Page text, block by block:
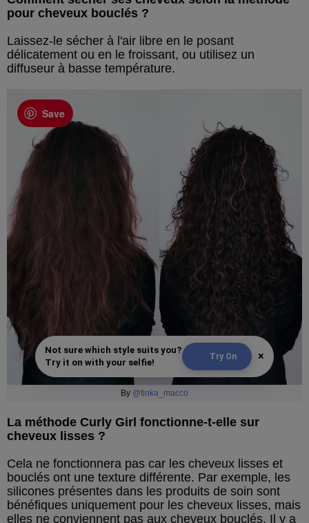
pour cheveux bouclés ?
Laissez-le sécher à l'air libre en le posant
délicatement ou en le froissant, ou utilisez un
diffuseur à basse température.
Save
Not sure which style suits you?
Try it on with your selfie!
Try On ×
By @tinka_macco
La méthode Curly Girl fonctionne-t-elle sur
cheveux lisses ?
Cela ne fonctionnera pas car les cheveux lisses et
bouclés ont une texture différente. Par exemple, les
silicones présentes dans les produits de soin sont
bénéfiques uniquement pour les cheveux lisses, mais
elles ne conviennent pas aux cheveux bouclés. Il y a